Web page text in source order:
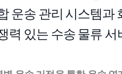
운송 관리 시스템과
력 있는 수송 물류